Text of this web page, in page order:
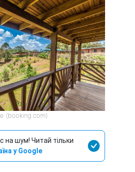
(booking.com)
на шум! Читай тільки
у Google